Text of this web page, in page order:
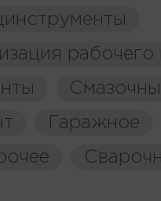
рабочего
Гаражное